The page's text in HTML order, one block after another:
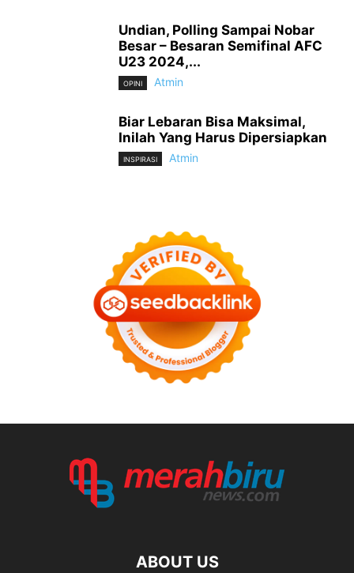
Undian, Polling Sampai Nobar
Besar – Besaran Semifinal AFC
U23 2024,...
OPINI Atmin
Biar Lebaran Bisa Maksimal,
Inilah Yang Harus Dipersiapkan
INSPIRASI Atmin
ABOUT US